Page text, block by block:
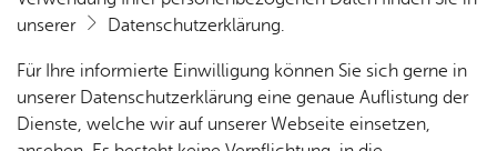
unserer
Datenschutzerklärung.
Für Ihre informierte Einwilligung können Sie sich gerne in
unserer Datenschutzerklärung eine genaue Auflistung der
Dienste, welche wir auf unserer Webseite einsetzen,